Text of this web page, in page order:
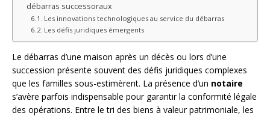
débarras successoraux
Les innovations technologiques au service du débarras
Les défis juridiques émergents
Le débarras d’une maison après un décès ou lors d’une
succession présente souvent des défis juridiques complexes
que les familles sous-estimèrent. La présence d’un notaire
s’avère parfois indispensable pour garantir la conformité légale
des opérations. Entre le tri des biens à valeur patrimoniale, les